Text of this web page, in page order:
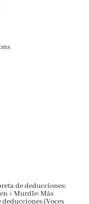
de deducciones:
+ Murdle: Más
(Voces